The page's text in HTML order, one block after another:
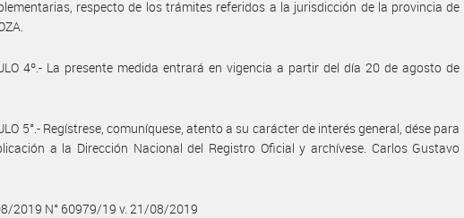
respecto de los trámites referidos a la jurisdicción de la provincia de
4º.- La presente medida entrará en vigencia a partir del día 20 de agosto de
5°.- Regístrese, comuníquese, atento a su carácter de interés general, dése para
a la Dirección Nacional del Registro Oficial y archívese. Carlos Gustavo
2019 N° 60979/19 v. 21/08/2019